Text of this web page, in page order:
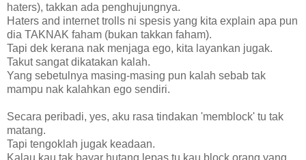
haters), takkan ada penghujungnya.
Haters and internet trolls ni spesis yang kita explain apa pun
dia TAKNAK faham (bukan takkan faham).
Tapi dek kerana nak menjaga ego, kita layankan jugak.
Takut sangat dikatakan kalah.
Yang sebetulnya masing-masing pun kalah sebab tak
mampu nak kalahkan ego sendiri.
Secara peribadi, yes, aku rasa tindakan 'memblock' tu tak
matang.
Tapi tengoklah jugak keadaan.
Kalau kau tak bayar hutang lepas tu kau block orang yang